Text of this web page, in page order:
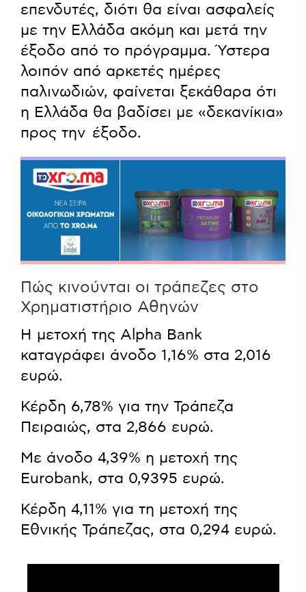
επενδυτές, διότι θα είναι ασφαλείς
με την Ελλάδα ακόμη και μετά την
έξοδο από το πρόγραμμα. Ύστερα
λοιπόν από αρκετές ημέρες
παλινωδιών, φαίνεται ξεκάθαρα ότι
η Ελλάδα θα βαδίσει με «δεκανίκια»
προς την έξοδο.
Πώς κινούνται οι τράπεζες στο
Χρηματιστήριο Αθηνών
Η μετοχή της Alpha Bank
καταγράφει άνοδο 1,16% στα 2,016
ευρώ.
Κέρδη 6,78% για την Τράπεζα
Πειραιώς, στα 2,866 ευρώ.
Με άνοδο 4,39% η μετοχή της
Eurobank, στα 0,9395 ευρώ.
Κέρδη 4,11% για τη μετοχή της
Εθνικής Τράπεζας, στα 0,294 ευρώ.